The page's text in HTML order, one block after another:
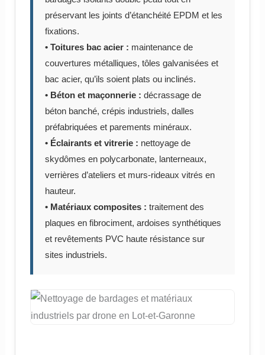
préservant les joints d’étanchéité EPDM et les
fixations.
• Toitures bac acier : maintenance de
couvertures métalliques, tôles galvanisées et
bac acier, qu’ils soient plats ou inclinés.
• Béton et maçonnerie : décrassage de
béton banché, crépis industriels, dalles
préfabriquées et parements minéraux.
• Éclairants et vitrerie : nettoyage de
skydômes en polycarbonate, lanterneaux,
verrières d’ateliers et murs-rideaux vitrés en
hauteur.
• Matériaux composites : traitement des
plaques en fibrociment, ardoises synthétiques
et revêtements PVC haute résistance sur
sites industriels.